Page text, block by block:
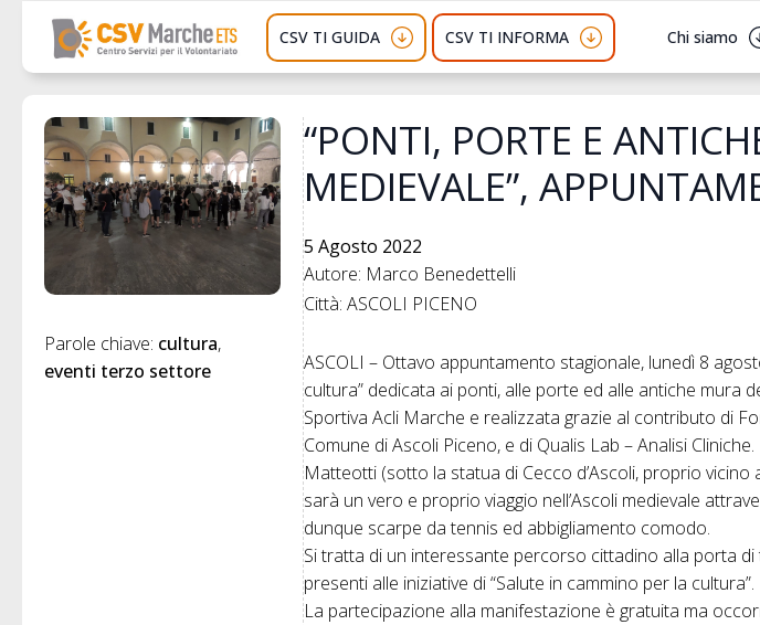
CSV TI GUIDA CSV TI INFORMA Chi siamo
Parole chiave: cultura
eventi terzo settore
“PONTI, PORTE E
MEDIEVALE”,
5 Agosto 2022
Autore: Marco Benedettelli
Città: ASCOLI PICENO
ASCOLI – Ottavo appuntamento stagionale, lunedì 8
cultura” dedicata ai ponti, alle porte ed alle antiche mura
Sportiva Acli Marche e realizzata grazie al contributo di
Comune di Ascoli Piceno, e di Qualis Lab – Analisi
Matteotti (sotto la statua di Cecco d’Ascoli, proprio vicino
sarà un vero e proprio viaggio nell’Ascoli medievale
dunque scarpe da tennis ed abbigliamento comodo.
Si tratta di un interessante percorso cittadino alla porta
presenti alle iniziative di “Salute in cammino per la cultura”.
La partecipazione alla manifestazione è gratuita ma